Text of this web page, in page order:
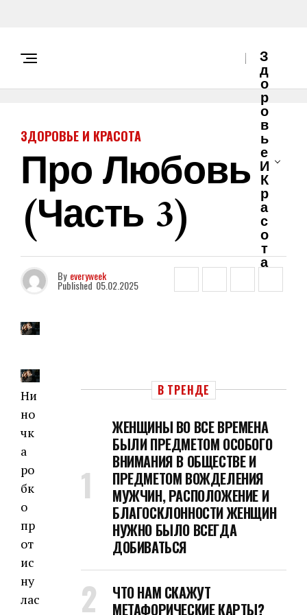
З
Д
О
Р
О
В
Ь
Е
И
К
Р
А
С
О
Т
А
ЗДОРОВЬЕ И КРАСОТА
Про Любовь
(часть 3)
By everyweek
Published 05.02.2025
Ни
но
чк
а
ро
бк
о
пр
от
ис
ну
лас
В ТРЕНДЕ
ЖЕНЩИНЫ ВО ВСЕ ВРЕМЕНА
БЫЛИ ПРЕДМЕТОМ ОСОБОГО
ВНИМАНИЯ В ОБЩЕСТВЕ И
ПРЕДМЕТОМ ВОЖДЕЛЕНИЯ
МУЖЧИН, РАСПОЛОЖЕНИЕ И
БЛАГОСКЛОННОСТИ ЖЕНЩИН
НУЖНО БЫЛО ВСЕГДА
ДОБИВАТЬСЯ
ЧТО НАМ СКАЖУТ
МЕТАФОРИЧЕСКИЕ КАРТЫ?